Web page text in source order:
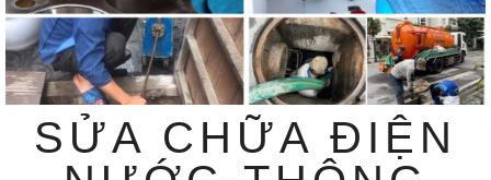
SỬA CHỮA ĐIỆN